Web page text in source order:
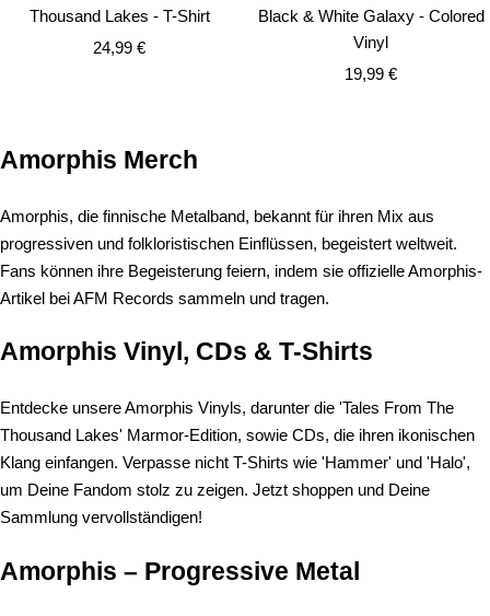
Thousand Lakes - T-Shirt
Angebotspreis
24,99 €
Black & White Galaxy - Colored
Vinyl
Angebotspreis
19,99 €
Amorphis Merch
Amorphis, die finnische Metalband, bekannt für ihren Mix aus
progressiven und folkloristischen Einflüssen, begeistert weltweit.
Fans können ihre Begeisterung feiern, indem sie offizielle Amorphis-
Artikel bei AFM Records sammeln und tragen.
Amorphis Vinyl, CDs & T-Shirts
Entdecke unsere Amorphis Vinyls, darunter die 'Tales From The
Thousand Lakes' Marmor-Edition, sowie CDs, die ihren ikonischen
Klang einfangen. Verpasse nicht T-Shirts wie 'Hammer' und 'Halo',
um Deine Fandom stolz zu zeigen. Jetzt shoppen und Deine
Sammlung vervollständigen!
Amorphis – Progressive Metal